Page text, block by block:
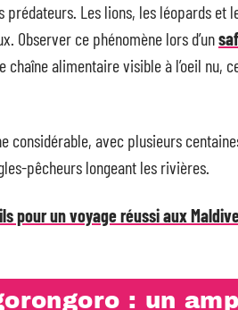
Les lions, les léopards et
Observer ce phénomène lors d’un
chaîne alimentaire visible à l’oeil
considérable, avec plusieurs
pêcheurs longeant les rivières.
pour un voyage réussi aux
: un